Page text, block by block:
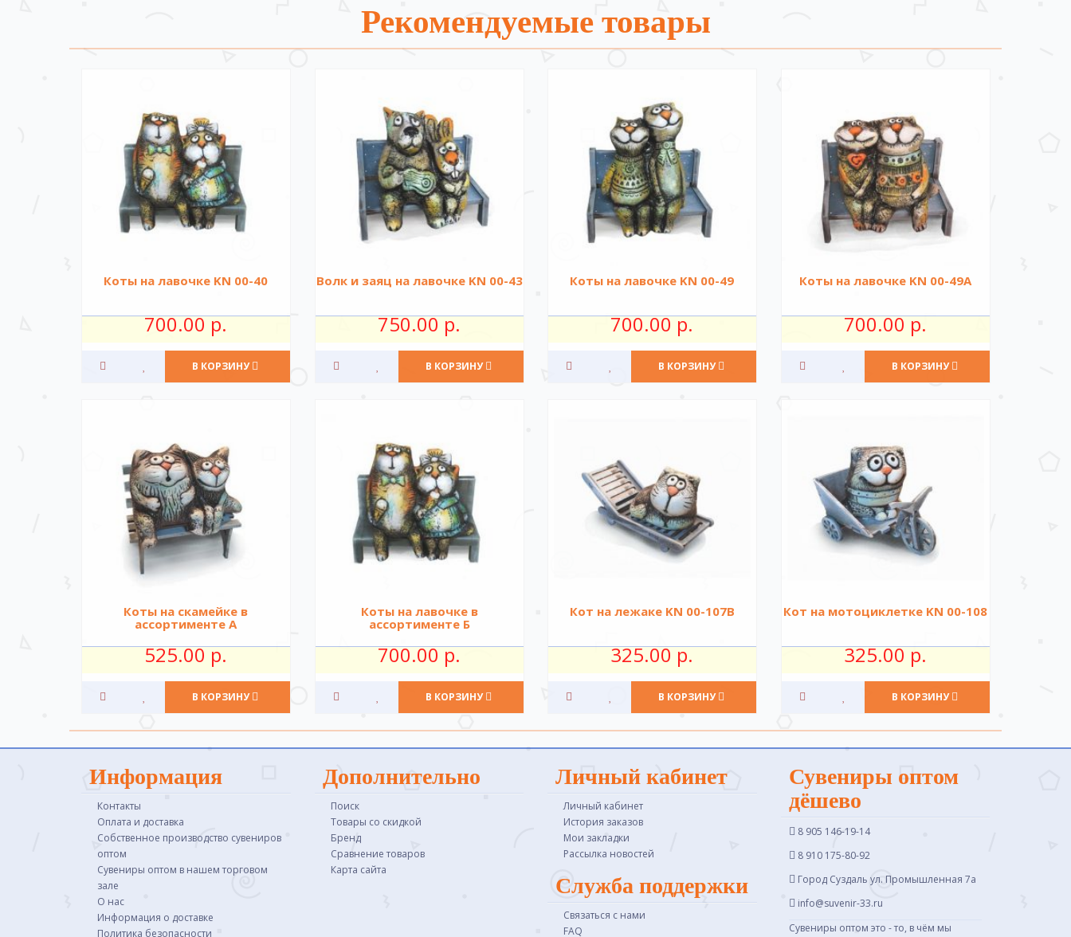
Рекомендуемые товары
Коты на лавочке KN 00-40
700.00 р.
В КОРЗИНУ
Волк и заяц на лавочке KN 00-43
750.00 р.
В КОРЗИНУ
Коты на лавочке KN 00-49
700.00 р.
В КОРЗИНУ
Коты на лавочке KN 00-49A
700.00 р.
В КОРЗИНУ
Коты на скамейке в
ассортименте А
525.00 р.
В КОРЗИНУ
Коты на лавочке в
ассортименте Б
700.00 р.
В КОРЗИНУ
Кот на лежаке KN 00-107B
325.00 р.
В КОРЗИНУ
Кот на мотоциклетке KN 00-108
325.00 р.
В КОРЗИНУ
Информация
Контакты
Оплата и доставка
Собственное производство сувениров
оптом
Сувениры оптом в нашем торговом
зале
О нас
Информация о доставке
Политика безопасности
Дополнительно
Поиск
Товары со скидкой
Бренд
Сравнение товаров
Карта сайта
Личный кабинет
Личный кабинет
История заказов
Мои закладки
Рассылка новостей
Служба поддержки
Связаться с нами
FAQ
Сувениры оптом
дёшево
8 905 146-19-14
8 910 175-80-92
Город Суздаль ул. Промышленная 7a
info@suvenir-33.ru
Сувениры оптом это - то, в чём мы